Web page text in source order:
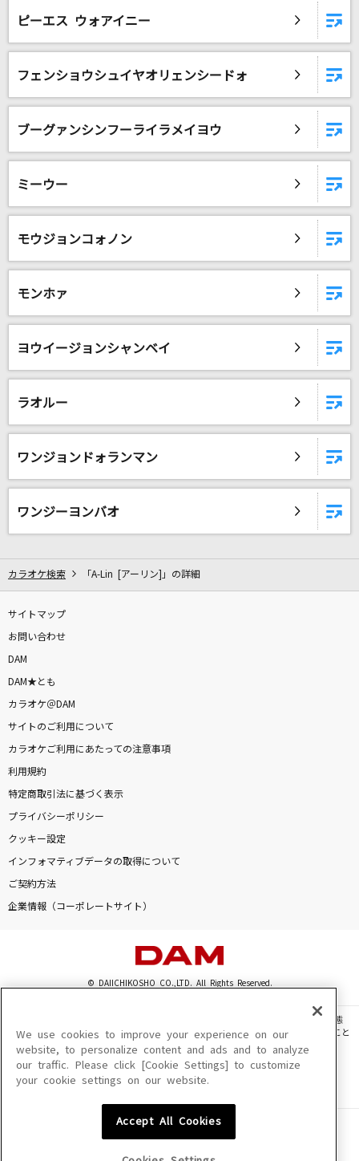
ピーエス ウォアイニー
フェンショウシュイヤオリェンシードォ
ブーグァンシンフーライラメイヨウ
ミーウー
モウジョンコォノン
モンホァ
ヨウイージョンシャンベイ
ラオルー
ワンジョンドォランマン
ワンジーヨンバオ
カラオケ検索 「A-Lin [アーリン]」の詳細
サイトマップ
お問い合わせ
DAM
DAM★とも
カラオケ＠DAM
サイトのご利用について
カラオケご利用にあたっての注意事項
利用規約
特定商取引法に基づく表示
プライバシーポリシー
クッキー設定
インフォマティブデータの取得について
ご契約方法
企業情報（コーポレートサイト）
© DAIICHIKOSHO CO.,LTD. All Rights Reserved.
このサイトに掲載されている一切の文章・画像・写真・動画・音声等を、手段や形態
を問わず、著作権法の定める範囲を超えて無断で複製、転載、ファイル化などすること
を禁じます。
楽曲及びコンテンツは、機種によりご利用いただけない場合があります。
楽曲及びコンテンツの配信日、配信内容が変更になる場合があります。
We use cookies to improve your experience on our
website, to personalize content and ads and to analyze
our traffic. Please click [Cookie Settings] to customize
your cookie settings on our website.
Accept All Cookies